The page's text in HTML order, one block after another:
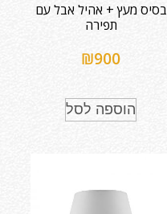
בסיס מעץ + אהיל אבל עם
תפירה
₪900
הוספה לסל